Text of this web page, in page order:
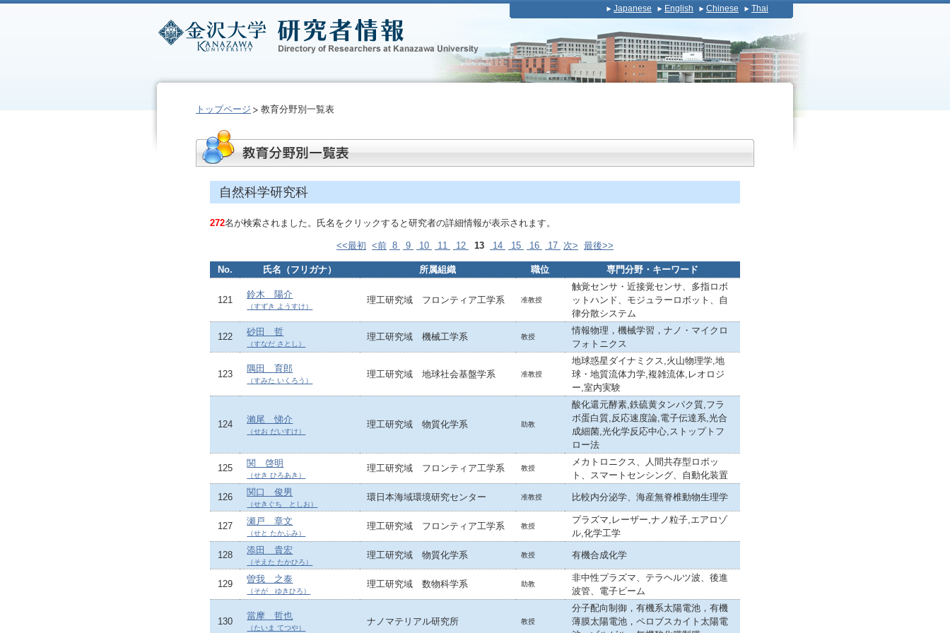
Japanese English Chinese Thai
トップページ 教育分野別一覧表
自然科学研究科
272名が検索されました。氏名をクリックすると研究者の詳細情報が表示されます。
<<最初 <前 8 9 10 11 12 13 14 15 16 17 次> 最後>>
No. 氏名（フリガナ） 所属組織 職位 専門分野・キーワード
121
鈴木 陽介
（すずき ようすけ）
理工研究域 フロンティア工学系 准教授
触覚センサ・近接覚センサ、多指ロボ
ットハンド、モジュラーロボット、自
律分散システム
122 砂田 哲
（すなだ さとし）
理工研究域 機械工学系 教授
情報物理，機械学習，ナノ・マイクロ
フォトニクス
123
隅田 育郎
（すみた いくろう）
理工研究域 地球社会基盤学系 准教授
地球惑星ダイナミクス,火山物理学,地
球・地質流体力学,複雑流体,レオロジ
ー,室内実験
124 瀨尾 悌介
（せお だいすけ）
理工研究域 物質化学系 助教
酸化還元酵素,鉄硫黄タンパク質,フラ
ボ蛋白質,反応速度論,電子伝達系,光合
成細菌,光化学反応中心,ストップトフ
ロー法
125 関 啓明
（せき ひろあき）
理工研究域 フロンティア工学系 教授
メカトロニクス、人間共存型ロボッ
ト、スマートセンシング、自動化装置
126 関口 俊男
（せきぐち としお）
環日本海域環境研究センター 准教授 比較内分泌学、海産無脊椎動物生理学
127 瀬戸 章文
（せと たかふみ）
理工研究域 フロンティア工学系 教授
プラズマ,レーザー,ナノ粒子,エアロゾ
ル,化学工学
128 添田 貴宏
（そえた たかひろ）
理工研究域 物質化学系 教授 有機合成化学
129 曽我 之泰
（そが ゆきひろ）
理工研究域 数物科学系 助教
非中性プラズマ、テラヘルツ波、後進
波管、電子ビーム
130
當摩 哲也
（たいま てつや）
ナノマテリアル研究所 教授
分子配向制御，有機系太陽電池，有機
薄膜太陽電池，ペロブスカイト太陽電